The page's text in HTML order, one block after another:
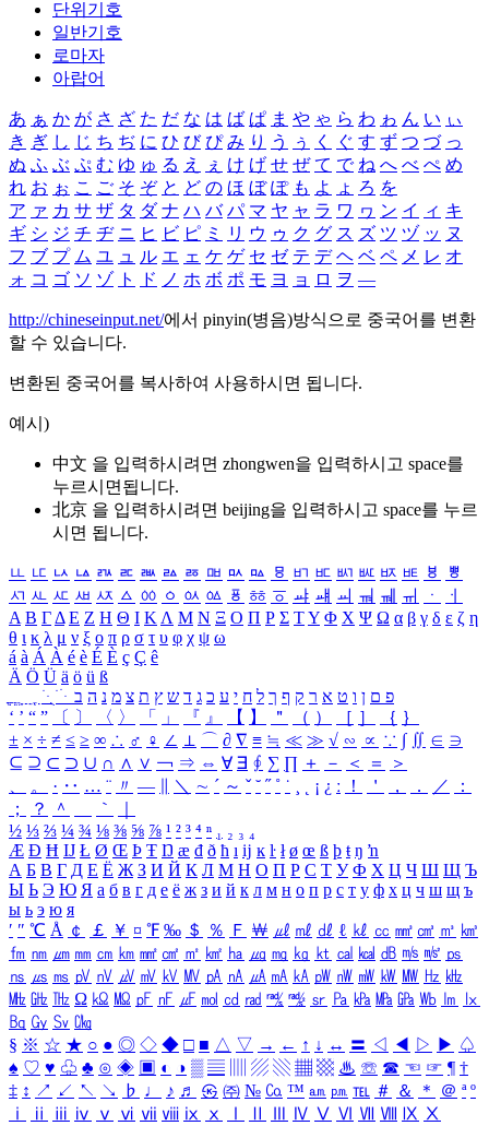
단위기호
일반기호
로마자
아랍어
あ ぁ か が さ ざ た だ な は ば ぱ ま や ゃ ら わ ゎ ん い ぃ
き ぎ し じ ち ぢ に ひ び ぴ み り う ぅ く ぐ す ず つ づ っ
ぬ ふ ぶ ぷ む ゆ ゅ る え ぇ け げ せ ぜ て で ね へ べ ぺ め
れ お ぉ こ ご そ ぞ と ど の ほ ぼ ぽ も よ ょ ろ を
ア ァ カ サ ザ タ ダ ナ ハ バ パ マ ヤ ャ ラ ワ ヮ ン イ ィ キ
ギ シ ジ チ ヂ ニ ヒ ビ ピ ミ リ ウ ゥ ク グ ス ズ ツ ヅ ッ ヌ
フ ブ プ ム ユ ュ ル エ ェ ケ ゲ セ ゼ テ デ ヘ ベ ペ メ レ オ
ォ コ ゴ ソ ゾ ト ド ノ ホ ボ ポ モ ヨ ョ ロ ヲ ―
http://chineseinput.net/에서 pinyin(병음)방식으로 중국어를 변환
할 수 있습니다.
변환된 중국어를 복사하여 사용하시면 됩니다.
예시)
中文 을 입력하시려면 zhongwen을 입력하시고 space를
누르시면됩니다.
北京 을 입력하시려면 beijing을 입력하시고 space를 누르
시면 됩니다.
ㅥ ㅦ ㅧ ㅨ ㅩ ㅪ ㅫ ㅬ ㅭ ㅮ ㅯ ㅰ ㅱ ㅲ ㅳ ㅴ ㅵ ㅶ ㅷ ㅸ
ㅹ
ㅺ ㅻ ㅼ ㅽ ㅾ ㅿ ㆀ ㆁ ㆂ ㆃ ㆄ ㆅ ㆆ ㆇ ㆈ ㆉ ㆊ ㆋ ㆌ ㆍ
ㆎ
Α Β ΓΔ Ε Ζ Η Θ Ι ΚΛ Μ Ν Ξ Ο Π Ρ Σ ΤΥ Φ Χ Ψ Ω α β γ δ ε ζ η
θ ι κ λ μ ν ξ ο π ρ σ τ υ φ χ ψ ω
á à Á À é è É È ç Ç ê
Ä Ö Ü ä ö ü ß
ִֶֹ ֻּ ׁׂ פ ם ן ו ט א ר ק ף ך ל ח י ע כ ג ד ש ץ ת צ מ נ ה ב
‘ ’ “ ” 〔 〕 〈 〉 「 」 『 』 【 】 ＂ （ ） ［ ］ ｛ ｝
± × ÷ ≠ ≤ ≥ ∞ ∴ ♂ ♀ ∠ ⊥ ⌒ ∂ ∇ ≡ ≒ ≪ ≫ √ ∽ ∝ ∵ ∫ ∬ ∈ ∋
⊆ ⊇ ⊂ ⊃ ∪ ∩ ∧ ∨ ￢ ⇒ ⇔ ∀ ∃ ∮ ∑ ∏ ＋ － ＜ ＝
＞
、
。 · ‥ … ¨ 〃 ― ＼ ∼ ´ ～ ˇ ˘ ˝ ˚ ˙ ¸ ¡ ¿ ː ！ ＇ ， ． ／
：
；
？ ＾ ｀
½ ⅓ ⅔ ¼ ¾ ⅛ ⅜ ⅝ ⅞ ¹ ² ³ ⁴ ⁿ ₁ ₂ ₃ ₄
Æ Ð Ħ Ĳ Ł Ø Œ Þ Ŧ Ŋ æ đ ð ħ ı ĳ ĸ ŀ ł ø œ ß þ ŧ ŋ ŉ
А Б В Г Д Е Ё Ж З И Й К Л М Н О П Р С Т У Ф Х Ц Ч Ш Щ Ъ
Ы Ь Э Ю Я а б в г д е ё ж з и й к л м н о п р с т у ф х ц ч ш щ ъ
ы ь э ю я
′ ″ ℃ Å ￠ ￡ ￥ ¤ ℉ ‰ ＄ ％ Ｆ ￦ ㎕ ㎖ ㎗ ℓ ㎘ ㏄ ㎣ ㎤ ㎥ ㎦
㎙ ㎚ ㎛ ㎜ ㎝ ㎞ ㎟ ㎠ ㎡ ㎢ ㏊ ㎍ ㎎ ㎏ ㏏ ㎈ ㎉ ㏈ ㎧ ㎨ ㎰
㎱ ㎲ ㎳ ㎴ ㎵ ㎶ ㎷ ㎸ ㎹ ㎀ ㎁ ㎂ ㎃ ㎄ ㎺ ㎻ ㎽ ㎾ ㎿ ㎐ ㎑
㎒ ㎓ ㎔ Ω ㏀ ㏁ ㎊ ㎋ ㎌ ㏖ ㏅ ㎭ ㎮ ㎯ ㏛ ㎩ ㎪ ㎫ ㎬ ㏝ ㏐
㏓
㏃ ㏉ ㏜ ㏆
§ ※ ☆ ★ ○ ● ◎ ◇ ◆ □ ■ △ ▽ → ← ↑ ↓ ↔ 〓 ◁ ◀ ▷ ▶ ♤
♠ ♡ ♥ ♧ ♣ ⊙ ◈ ▣ ◐ ◑ ▒ ▤ ▨ ▧ ▦ ▩ ♨ ☏ ☎ ☜ ☞ ¶ †
‡ ↕ ↗ ↙ ↖ ↘ ♭ ♩ ♪ ♬ ㉿ ㈜ № ㏇ ™ ㏂ ㏘ ℡ ＃ ＆ ＊ ＠ ª º
ⅰ
ⅱ ⅲ ⅳ ⅴ ⅵ ⅶ ⅷ ⅸ ⅹ Ⅳ Ⅴ Ⅵ Ⅶ Ⅷ Ⅸ Ⅹ